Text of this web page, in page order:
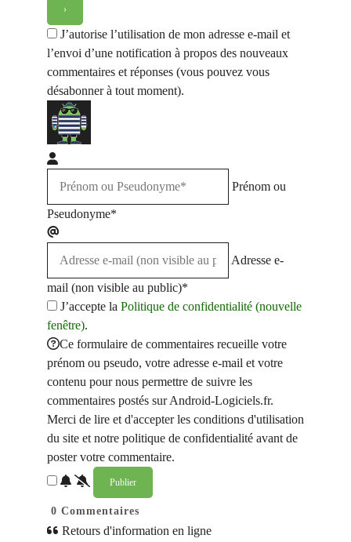
J’autorise l’utilisation de mon adresse e-mail et
l’envoi d’une notification à propos des nouveaux
commentaires et réponses (vous pouvez vous
désabonner à tout moment).
Prénom ou
Pseudonyme*
Adresse e-
mail (non visible au public)*
J’accepte la Politique de confidentialité (nouvelle
fenêtre).
Ce formulaire de commentaires recueille votre
prénom ou pseudo, votre adresse e-mail et votre
contenu pour nous permettre de suivre les
commentaires postés sur Android-Logiciels.fr.
Merci de lire et d'accepter les conditions d'utilisation
du site et notre politique de confidentialité avant de
poster votre commentaire.
0 Commentaires
Retours d'information en ligne